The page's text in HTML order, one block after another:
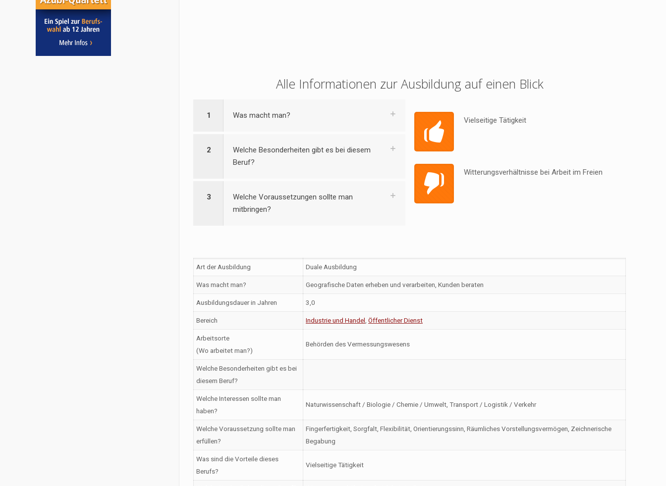
Alle Informationen zur Ausbildung auf einen Blick
1 Was macht man?
2
Welche Besonderheiten gibt es bei diesem
Beruf?
3
Welche Voraussetzungen sollte man
mitbringen?
Vielseitige Tätigkeit
Witterungsverhältnisse bei Arbeit im Freien
Art der Ausbildung Duale Ausbildung
Was macht man? Geografische Daten erheben und verarbeiten, Kunden beraten
Ausbildungsdauer in Jahren 3,0
Bereich Industrie und Handel Öffentlicher Dienst
Arbeitsorte
(Wo arbeitet man?)
Behörden des Vermessungswesens
Welche Besonderheiten gibt es bei
diesem Beruf?
Welche Interessen sollte man
haben?
Naturwissenschaft / Biologie / Chemie / Umwelt, Transport / Logistik / Verkehr
Welche Voraussetzung sollte man
erfüllen?
Fingerfertigkeit, Sorgfalt, Flexibilität, Orientierungssinn, Räumliches Vorstellungsvermögen, Zeichnerische
Begabung
Was sind die Vorteile dieses
Berufs?
Vielseitige Tätigkeit